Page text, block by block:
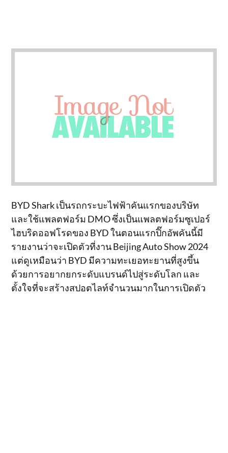
BYD Shark เป็นรถกระบะไฟฟ้าคันแรกของบริษัท
และใช้แพลตฟอร์ม DMO ซึ่งเป็นแพลตฟอร์มซูเปอร์
ไฮบริดออฟโรดของ BYD ในตอนแรกปิ๊กอัพคันนี้มี
รายงานว่าจะเปิดตัวที่งาน Beijing Auto Show 2024
แต่ดูเหมือนว่า BYD มีความทะเยอทะยานที่สูงขึ้น
ด้วยการอยากยกระดับแบรนด์ไปสู่ระดับโลก และ
ตั้งใจที่จะสร้างสปอตไลท์จำนวนมากในการเปิดตัว